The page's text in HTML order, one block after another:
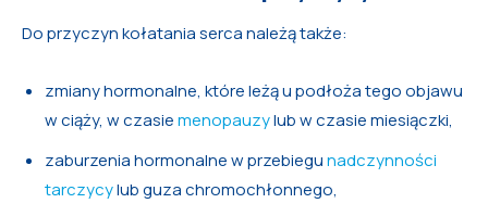
Do przyczyn kołatania serca należą także:
zmiany hormonalne, które leżą u podłoża tego objawu
w ciąży, w czasiemenopauzylub w czasie miesiączki,
zaburzenia hormonalne w przebiegunadczynności
tarczycylub guza chromochłonnego,